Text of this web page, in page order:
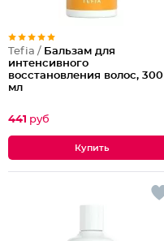
Tefia / Бальзам для
интенсивного
восстановления волос, 300
мл
441 руб